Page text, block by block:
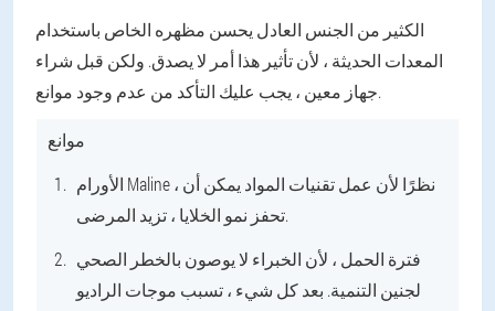
الكثير من الجنس العادل يحسن مظهره الخاص باستخدام
المعدات الحديثة ، لأن تأثير هذا أمر لا يصدق. ولكن قبل شراء
جهاز معين ، يجب عليك التأكد من عدم وجود موانع.
موانع
الأورام Maline ، نظرًا لأن عمل تقنيات المواد يمكن أن
تحفز نمو الخلايا ، تزيد المرضى.
فترة الحمل ، لأن الخبراء لا يوصون بالخطر الصحي
لجنين التنمية. بعد كل شيء ، تسبب موجات الراديو